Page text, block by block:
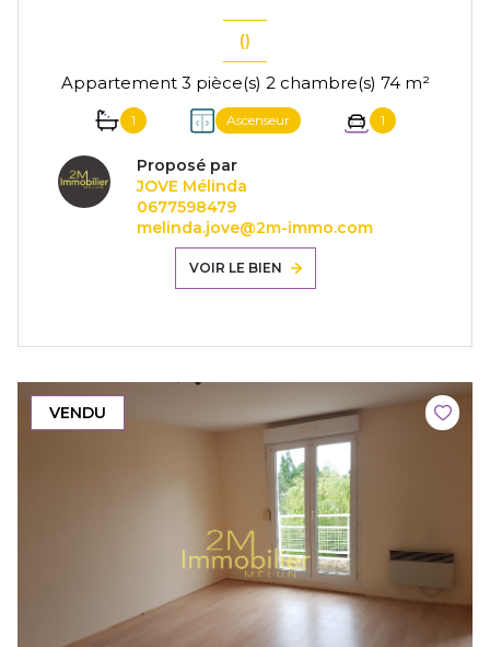
()
Appartement 3 pièce(s) 2 chambre(s) 74 m²
1 Ascenseur 1
Proposé par
JOVE Mélinda
0677598479
melinda.jove@2m-immo.com
VOIR LE BIEN
VENDU